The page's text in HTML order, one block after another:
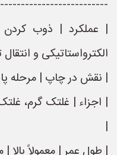
|
| عملکرد | ذوب کردن
الکترواستاتیکی و انتقال
| نقش در چاپ | مرحله
| اجزاء | غلتک گرم،
|
| طول عمر | معمولاً بالا